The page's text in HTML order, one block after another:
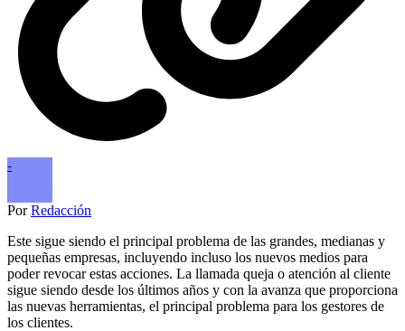
-
PorRedacción
Este sigue siendo el principal problema de las grandes, medianas y
pequeñas empresas, incluyendo incluso los nuevos medios para
poder revocar estas acciones. La llamada queja o atención al cliente
sigue siendo desde los últimos años y con la avanza que proporciona
las nuevas herramientas, el principal problema para los gestores de
los clientes.